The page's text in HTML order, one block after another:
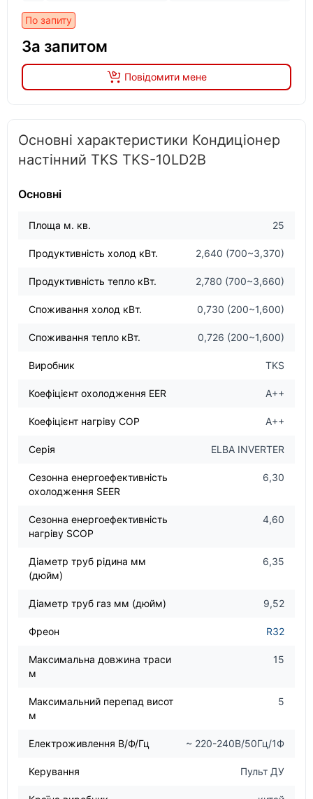
По запиту
За запитом
Повідомити мене
Основні характеристики Кондиціонер
настінний TKS TKS-10LD2B
Основні
Площа м. кв. 25
Продуктивність холод кВт. 2,640 (700~3,370)
Продуктивність тепло кВт. 2,780 (700~3,660)
Споживання холод кВт. 0,730 (200~1,600)
Споживання тепло кВт. 0,726 (200~1,600)
Виробник TKS
Коефіцієнт охолодження EER A++
Коефіцієнт нагріву COP A++
Серія ELBA INVERTER
Сезонна енергоефективність
охолодження SEER
6,30
Сезонна енергоефективність
нагріву SCOP
4,60
Діаметр труб рідина мм
(дюйм)
6,35
Діаметр труб газ мм (дюйм) 9,52
Фреон R32
Максимальна довжина траси
м
15
Максимальний перепад висот
м
5
Електроживлення В/Ф/Гц ~ 220-240В/50Гц/1Ф
Керування Пульт ДУ